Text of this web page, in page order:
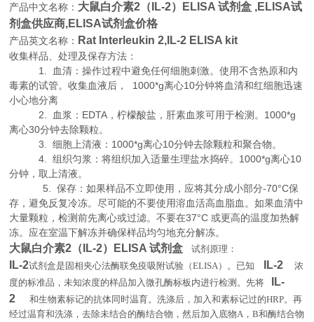
产品中文名称： 大鼠白介素2（IL-2）ELISA 试剂盒 ,ELISA试
剂盒供应商,ELISA试剂盒价格
产品英文名称： Rat Interleukin 2,IL-2 ELISA kit
收集样品、处理及保存方法：
1. 血清：操作过程中避免任何细胞刺激。使用不含热原和内
毒素的试管。收集血液后， 1000*g离心10分钟将血清和红细胞迅速
小心地分离
2. 血浆：EDTA，柠檬酸盐，肝素血浆可用于检测。1000*g
离心30分钟去除颗粒。
3. 细胞上清液：1000*g离心10分钟去除颗粒和聚合物。
4. 组织匀浆：将组织加入适量生理盐水捣碎。1000*g离心10
分钟，取上清液。
5. 保存：如果样品不立即使用，应将其分成小部分-70°C保
存，避免反复冷冻。尽可能的不要使用溶血活高血脂血。如果血清中
大量颗粒，检测前先离心或过滤。不要在37°C 或更高的温度加热解
冻。应在室温下解冻并确保样品均匀地充分解冻。
大鼠白介素2（IL-2）ELISA 试剂盒试剂原理 ：
IL-2试剂盒是固相夹心法酶联免疫吸附试验（ELISA）。已知 IL-2
浓
度的标准品，未知浓度的样品加入微孔酶标板内进行检测。先将
IL-
2
和生物素标记的抗体同时温育。洗涤后，加入和素标记过的HRP。再
经过温育和洗涤，去除未结合的酶结合物，然后加入底物A ，B和酶结合物